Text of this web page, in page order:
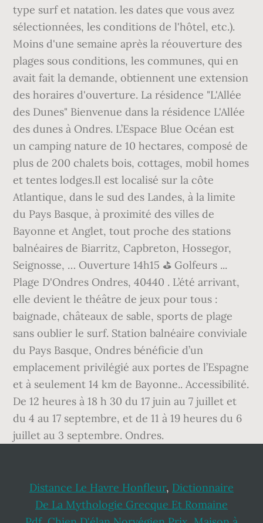
type surf et natation. les dates que vous avez
sélectionnées, les conditions de l'hôtel, etc.).
Moins d'une semaine après la réouverture des
plages sous conditions, les communes, qui en
avait fait la demande, obtiennent une extension
des horaires d'ouverture. La résidence "L'Allée
des Dunes" Bienvenue dans la résidence L'Allée
des dunes à Ondres. L’Espace Blue Océan est
un camping nature de 10 hectares, composé de
plus de 200 chalets bois, cottages, mobil homes
et tentes lodges.Il est localisé sur la côte
Atlantique, dans le sud des Landes, à la limite
du Pays Basque, à proximité des villes de
Bayonne et Anglet, tout proche des stations
balnéaires de Biarritz, Capbreton, Hossegor,
Seignosse, … Ouverture 14h15 ⛳ Golfeurs ...
Plage D'Ondres Ondres, 40440 . L’été arrivant,
elle devient le théâtre de jeux pour tous :
baignade, châteaux de sable, sports de plage
sans oublier le surf. Station balnéaire conviviale
du Pays Basque, Ondres bénéficie d’un
emplacement privilégié aux portes de l’Espagne
et à seulement 14 km de Bayonne.. Accessibilité.
De 12 heures à 18 h 30 du 17 juin au 7 juillet et
du 4 au 17 septembre, et de 11 à 19 heures du 6
juillet au 3 septembre. Ondres.
Distance Le Havre Honfleur, Dictionnaire
De La Mythologie Grecque Et Romaine